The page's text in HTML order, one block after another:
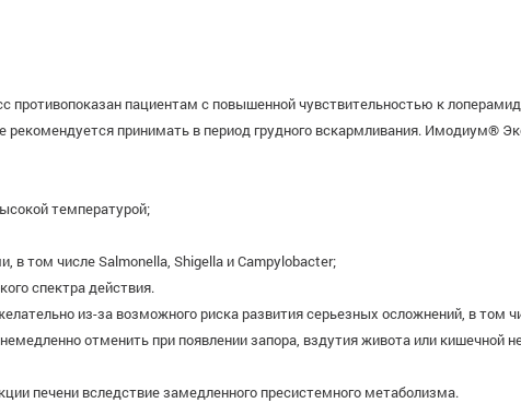
пациентам с повышенной чувствительностью к
принимать в период грудного вскармливания. Имодиум®
температурой;
том числе Salmonella, Shigella и Campylobacter;
спектра действия.
из-за возможного риска развития серьезных осложнений, в том
отменить при появлении запора, вздутия живота или кишечной
печени вследствие замедленного пресистемного метаболизма.